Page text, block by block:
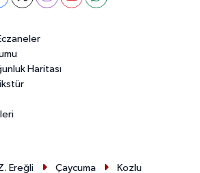
Haritası
Ereğli Çaycuma Kozlu